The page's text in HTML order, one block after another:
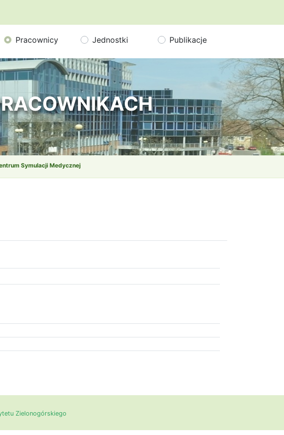
Pracownicy Jednostki Publikacje
Symulacji Medycznej
Zielonogórskiego